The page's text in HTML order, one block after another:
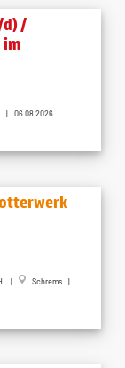
/
im
| 06.08.2026
|
Schrems |